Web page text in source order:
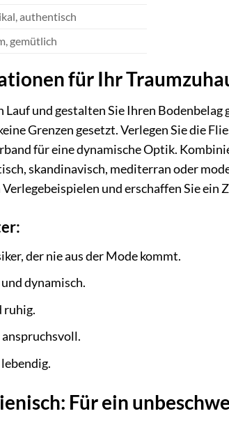
authentisch
gemütlich
für Ihr
und gestalten Sie Ihren
Grenzen gesetzt. Verlegen Sie die
für eine dynamische Optik.
skandinavisch, mediterran oder
und erschaffen Sie ein
der nie aus der Mode kommt.
dynamisch.
ruhig.
Für ein